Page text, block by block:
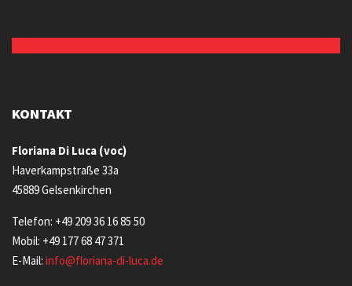
KONTAKT
Floriana Di Luca (voc)
Haverkampstraße 33a
45889 Gelsenkirchen
Telefon: +49 209 36 16 85 50
Mobil: +49 177 68 47 371
E-Mail: info@floriana-di-luca.de